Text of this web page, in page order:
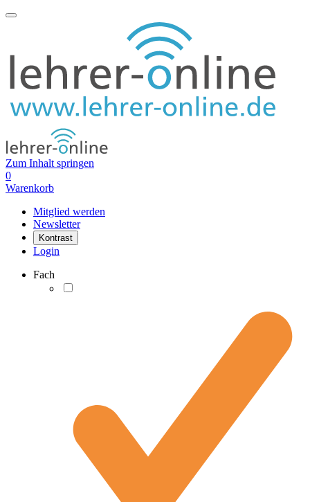
Zum Inhalt springen
0
Warenkorb
Mitglied werden
Newsletter
Kontrast
Login
Fach